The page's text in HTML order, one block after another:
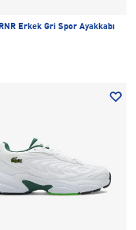
Erkek Gri Spor Ayakkabı